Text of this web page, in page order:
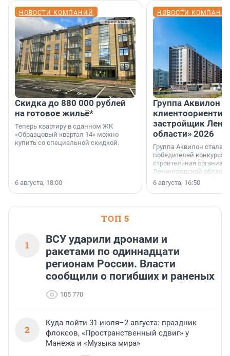
НОВОСТИ КОМПАНИЙ
Скидка до 880 000 рублей
на готовое жильё*
Теперь квартиру в сданном ЖК
«Образцовый квартал 14» можно
купить со специальной скидкой.
6 августа, 18:00
НОВОСТИ
Группа Аквилон
застройщик
области» 2026
Группа Аквилон стала
победителей конкурса
строительная
Ленинградской области
номинации «Самый
застройщик
области».
6 августа, 16:50
ТОП 5
1
ВСУ ударили дронами и
ракетами по одиннадцати
регионам России. Власти
сообщили о погибших и раненых
105 770
2
Куда пойти 31 июля–2 августа: праздник
флоксов, «Пространственный сдвиг» у
Манежа и «Музыка мира»